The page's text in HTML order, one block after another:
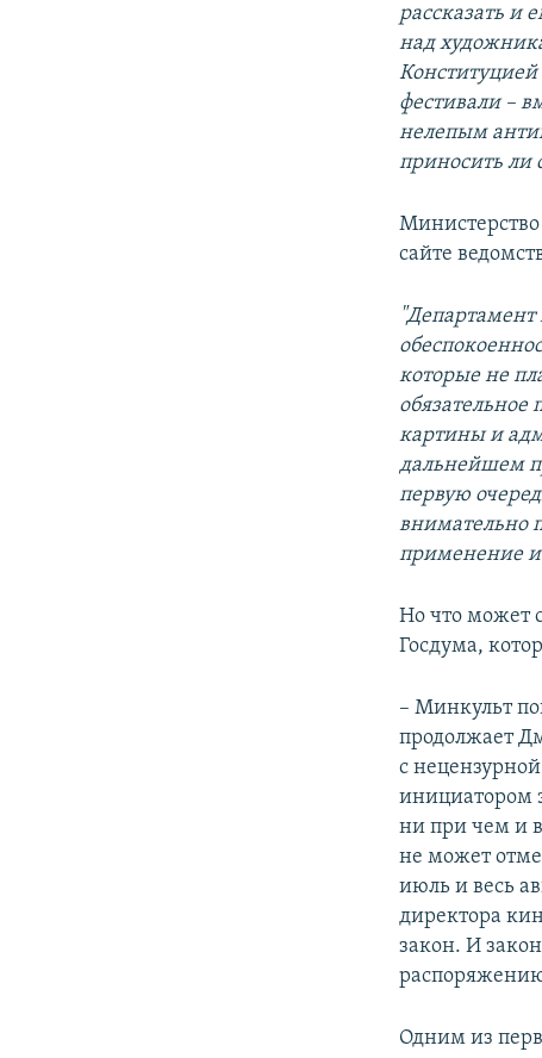
рассказать и
над
фестивали –
нелепым
приносить ли
сайте
"Департамент
которые не
обязательное
картины и
дальнейшем
первую
внимательно
применение и
Но что может
Госдума,
– Минкульт
продолжает
с
инициатором
ни при чем и
не может
июль и весь
директора
закон. И
Одним из